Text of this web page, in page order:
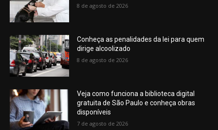
8 de agosto de 2026
Conheça as penalidades da lei para quem
dirige alcoolizado
8 de agosto de 2026
Veja como funciona a biblioteca digital
gratuita de São Paulo e conheça obras
disponíveis
7 de agosto de 2026